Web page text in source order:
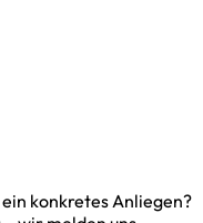
konkretes Anliegen?